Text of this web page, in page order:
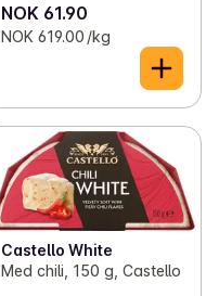
NOK 61.90
NOK 619.00 /kg
Castello White
Med chili, 150 g, Castello